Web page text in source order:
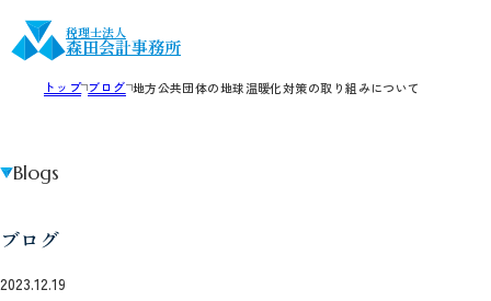
税理士法人
森田会計事務所
トップ ブログ 地方公共団体の地球温暖化対策の取り組みについて
ブログ
Blogs
2023.12.19